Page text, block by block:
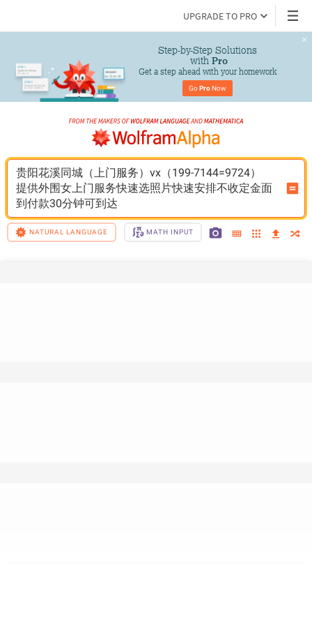
UPGRADE TO PRO
Step-by-Step Solutions
with Pro
Get a step ahead with your homework
Go Pro Now
贵阳花溪同城（上门服务）vx（199-7144=9724）
提供外围女上门服务快速选照片快速安排不收定金面
到付款30分钟可到达
NATURAL LANGUAGE MATH INPUT